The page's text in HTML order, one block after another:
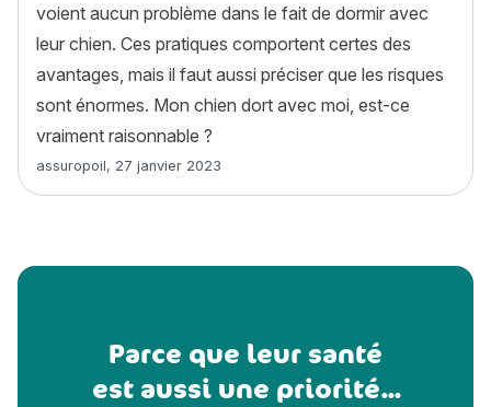
voient aucun problème dans le fait de dormir avec
leur chien. Ces pratiques comportent certes des
avantages, mais il faut aussi préciser que les risques
sont énormes. Mon chien dort avec moi, est-ce
vraiment raisonnable ?
Article rédigé par
assuropoil, 27 janvier 2023
Parce que leur santé
est aussi une priorité...